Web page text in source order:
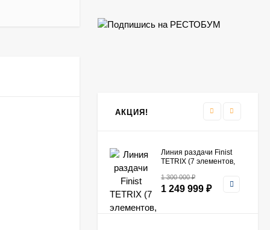
АКЦИЯ!
290 990₽
Линия раздачи Finist
TETRIX (7 элементов,
1 300 000₽
1 249 999 ₽